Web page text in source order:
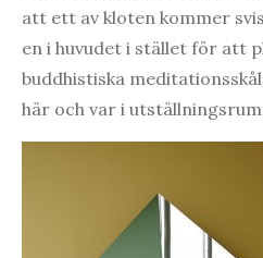
att ett av kloten kommer
en i huvudet i stället för att
buddhistiska
här och var i